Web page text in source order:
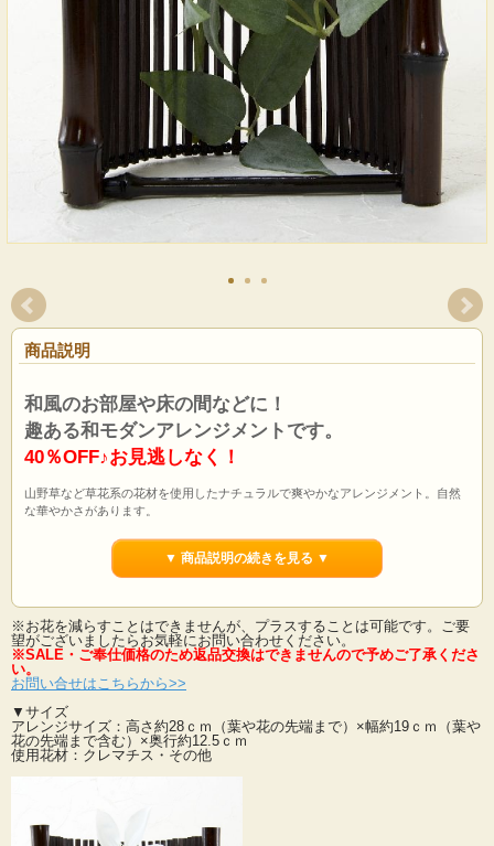
商品説明
和風のお部屋や床の間などに！
趣ある和モダンアレンジメントです。
40％OFF♪お見逃しなく！
山野草など草花系の花材を使用したナチュラルで爽やかなアレンジメント。自然
な華やかさがあります。
和み、和テイストの雰囲気も楽しんで！
飾る場所や飾り方で色々楽しめます。
和花をセンス良くアレンジしたジャパニーズモダン。
とても人気の高いアレンジメントです。
「これが造花！？」と思ってしまうはず・・・。
※SALE・ご奉仕価格のため返品交換はできませんので予めご了承ください。
他の和モダンアレンジを見る>>
▼ 商品説明の続きを見る ▼
※お花を減らすことはできませんが、プラスすることは可能です。ご要
望がございましたらお気軽にお問い合わせください。
※SALE・ご奉仕価格のため返品交換はできませんので予めご了承くださ
い。
お問い合せはこちらから>>
▼サイズ
アレンジサイズ：高さ約28ｃｍ（葉や花の先端まで）×幅約19ｃｍ（葉や
花の先端まで含む）×奥行約12.5ｃｍ
使用花材：クレマチス・その他